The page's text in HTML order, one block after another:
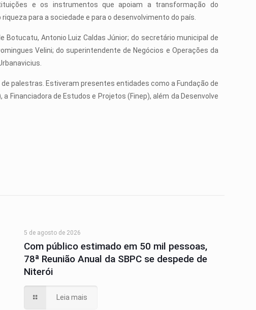
e os instrumentos que apoiam a transformação do
para a sociedade e para o desenvolvimento do país.
Antonio Luiz Caldas Júnior; do secretário municipal de
Velini; do superintendente de Negócios e Operações da
palestras. Estiveram presentes entidades como a Fundação de
Financiadora de Estudos e Projetos (Finep), além da Desenvolve
5 de agosto de 2026
Com público estimado em 50 mil pessoas,
78ª Reunião Anual da SBPC se despede de
Niterói
Leia mais